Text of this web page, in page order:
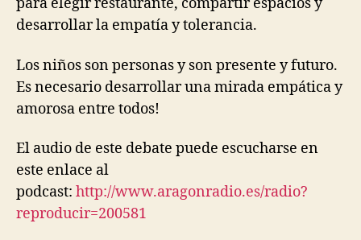
para elegir restaurante, compartir espacios y
desarrollar la empatía y tolerancia.
Los niños son personas y son presente y futuro.
Es necesario desarrollar una mirada empática y
amorosa entre todos!
El audio de este debate puede escucharse en
este enlace al
podcast: http://www.aragonradio.es/radio?
reproducir=200581